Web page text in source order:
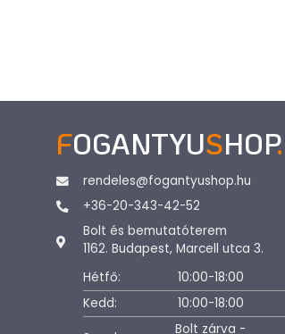
FOGANTYUSHOP.
rendeles@fogantyushop.hu
+36-20-343-42-52
Bolt és bemutatóterem
1162. Budapest, Marcell utca 3.
Hétfő:
10:00-18:00
Kedd:
10:00-18:00
Bolt zárva -